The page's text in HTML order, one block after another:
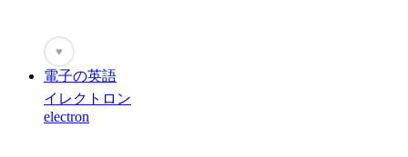
♥
電子の英語
イレクトロン
electron